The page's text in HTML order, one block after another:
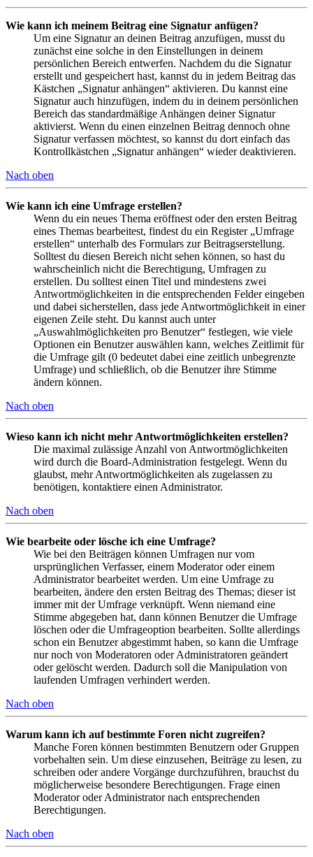
Wie kann ich meinem Beitrag eine Signatur anfügen?
Um eine Signatur an deinen Beitrag anzufügen, musst du
zunächst eine solche in den Einstellungen in deinem
persönlichen Bereich entwerfen. Nachdem du die Signatur
erstellt und gespeichert hast, kannst du in jedem Beitrag das
Kästchen „Signatur anhängen“ aktivieren. Du kannst eine
Signatur auch hinzufügen, indem du in deinem persönlichen
Bereich das standardmäßige Anhängen deiner Signatur
aktivierst. Wenn du einen einzelnen Beitrag dennoch ohne
Signatur verfassen möchtest, so kannst du dort einfach das
Kontrollkästchen „Signatur anhängen“ wieder deaktivieren.
Nach oben
Wie kann ich eine Umfrage erstellen?
Wenn du ein neues Thema eröffnest oder den ersten Beitrag
eines Themas bearbeitest, findest du ein Register „Umfrage
erstellen“ unterhalb des Formulars zur Beitragserstellung.
Solltest du diesen Bereich nicht sehen können, so hast du
wahrscheinlich nicht die Berechtigung, Umfragen zu
erstellen. Du solltest einen Titel und mindestens zwei
Antwortmöglichkeiten in die entsprechenden Felder eingeben
und dabei sicherstellen, dass jede Antwortmöglichkeit in einer
eigenen Zeile steht. Du kannst auch unter
„Auswahlmöglichkeiten pro Benutzer“ festlegen, wie viele
Optionen ein Benutzer auswählen kann, welches Zeitlimit für
die Umfrage gilt (0 bedeutet dabei eine zeitlich unbegrenzte
Umfrage) und schließlich, ob die Benutzer ihre Stimme
ändern können.
Nach oben
Wieso kann ich nicht mehr Antwortmöglichkeiten erstellen?
Die maximal zulässige Anzahl von Antwortmöglichkeiten
wird durch die Board-Administration festgelegt. Wenn du
glaubst, mehr Antwortmöglichkeiten als zugelassen zu
benötigen, kontaktiere einen Administrator.
Nach oben
Wie bearbeite oder lösche ich eine Umfrage?
Wie bei den Beiträgen können Umfragen nur vom
ursprünglichen Verfasser, einem Moderator oder einem
Administrator bearbeitet werden. Um eine Umfrage zu
bearbeiten, ändere den ersten Beitrag des Themas; dieser ist
immer mit der Umfrage verknüpft. Wenn niemand eine
Stimme abgegeben hat, dann können Benutzer die Umfrage
löschen oder die Umfrageoption bearbeiten. Sollte allerdings
schon ein Benutzer abgestimmt haben, so kann die Umfrage
nur noch von Moderatoren oder Administratoren geändert
oder gelöscht werden. Dadurch soll die Manipulation von
laufenden Umfragen verhindert werden.
Nach oben
Warum kann ich auf bestimmte Foren nicht zugreifen?
Manche Foren können bestimmten Benutzern oder Gruppen
vorbehalten sein. Um diese einzusehen, Beiträge zu lesen, zu
schreiben oder andere Vorgänge durchzuführen, brauchst du
möglicherweise besondere Berechtigungen. Frage einen
Moderator oder Administrator nach entsprechenden
Berechtigungen.
Nach oben